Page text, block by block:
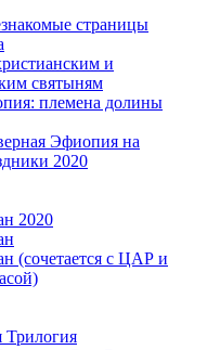
страницы
и
святыням
племена долины
Эфиопия на
2020
2020
(сочетается с ЦАР и
Трилогия